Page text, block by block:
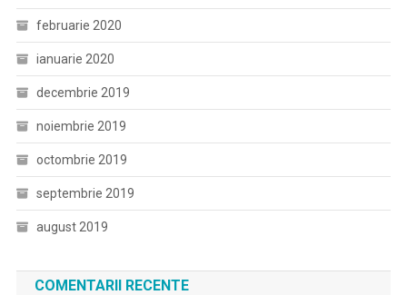
februarie 2020
ianuarie 2020
decembrie 2019
noiembrie 2019
octombrie 2019
septembrie 2019
august 2019
COMENTARII RECENTE